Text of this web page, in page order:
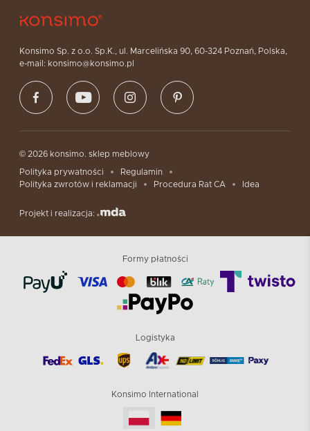
Konsimo Sp. z o.o. Sp.K., ul. Marcelińska 90, 60-324 Poznań, Polska,
e-mail: konsimo@konsimo.pl
© 2026 konsimo. sklep meblowy
Polityka prywatności
Regulamin
Polityka zwrotów i reklamacji
Procedura Rat CA Idea
Projekt i realizacja:
Formy płatności
Logistyka
Konsimo International